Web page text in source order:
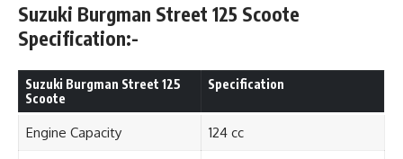
Suzuki Burgman Street 125 Scoote
Specification:-
Suzuki Burgman Street 125
Scoote
Specification
Engine Capacity 124 cc